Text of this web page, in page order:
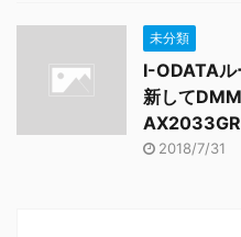
未分類
I-ODATAル
新して
AX2033GR
2018/7/31